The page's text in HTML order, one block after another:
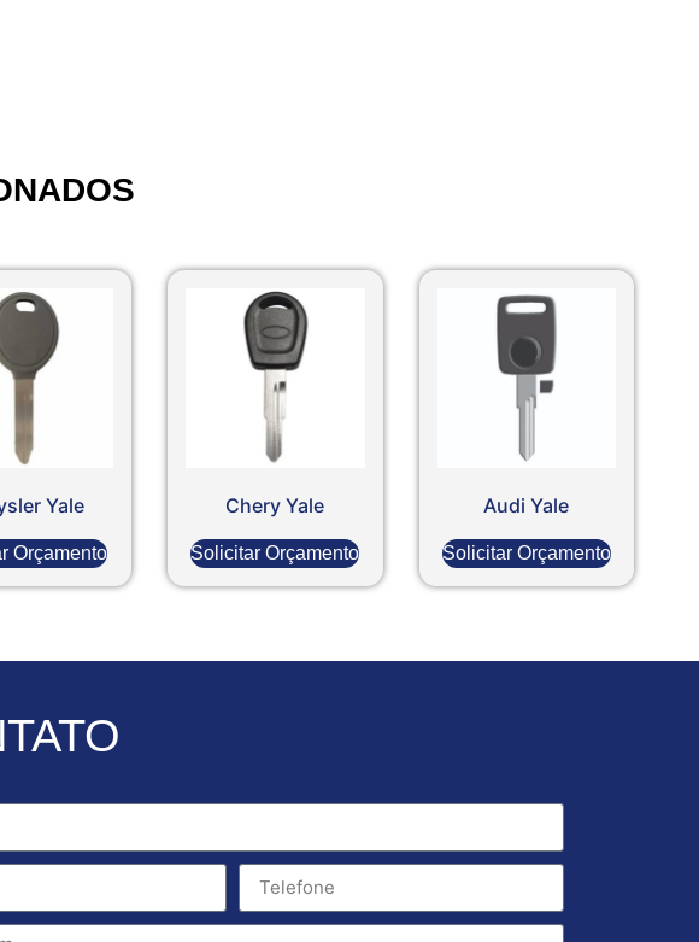
Yale
Orçamento
Chery Yale
Solicitar Orçamento
Audi Yale
Solicitar Orçamento